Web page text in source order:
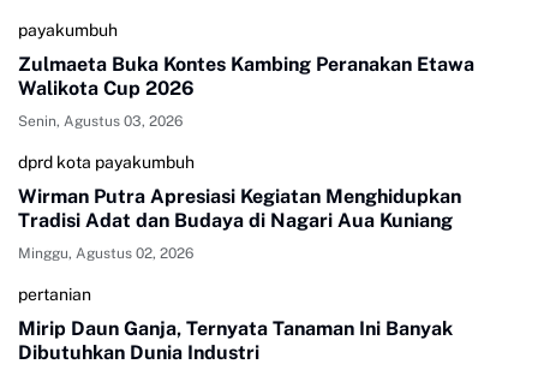
payakumbuh
Zulmaeta Buka Kontes Kambing Peranakan Etawa
Walikota Cup 2026
Senin, Agustus 03, 2026
dprd kota payakumbuh
Wirman Putra Apresiasi Kegiatan Menghidupkan
Tradisi Adat dan Budaya di Nagari Aua Kuniang
Minggu, Agustus 02, 2026
pertanian
Mirip Daun Ganja, Ternyata Tanaman Ini Banyak
Dibutuhkan Dunia Industri